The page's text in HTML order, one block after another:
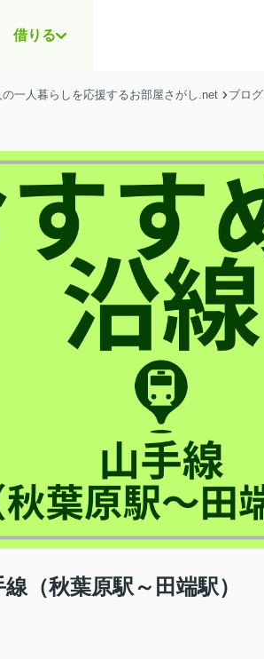
借りる
一人暮らしを応援するお部屋さがし.net ブログ
（秋葉原駅～田端駅）